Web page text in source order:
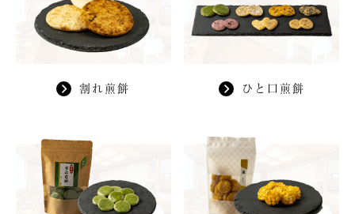
割れ煎餅 ひと口煎餅